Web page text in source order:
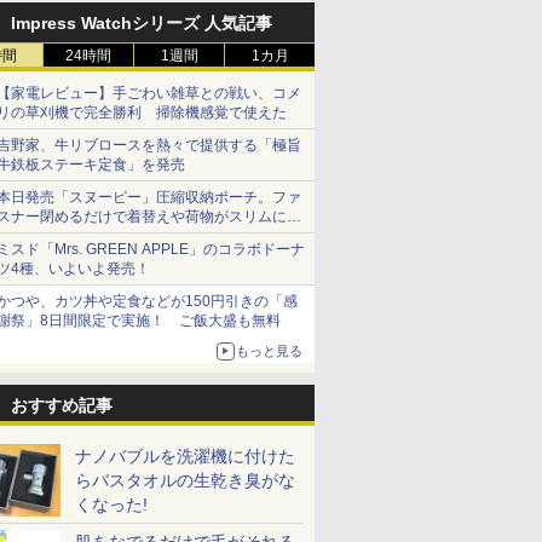
Impress Watchシリーズ 人気記事
24時間 1週間 1カ月
家電レビュー】手ごわい雑草との戦い、コメ
の草刈機で完全勝利 掃除機感覚で使えた
野家、牛リブロースを熱々で提供する「極旨
鉄板ステーキ定食」を発売
日発売「スヌーピー」圧縮収納ポーチ。ファ
ナー閉めるだけで着替えや荷物がスリムにま
まる
スド「Mrs. GREEN APPLE」のコラボドーナ
4種、いよいよ発売！
つや、カツ丼や定食などが150円引きの「感
祭」8日間限定で実施！ ご飯大盛も無料
もっと見る
おすすめ記事
ナノバブルを洗濯機に付けた
らバスタオルの生乾き臭がな
くなった!